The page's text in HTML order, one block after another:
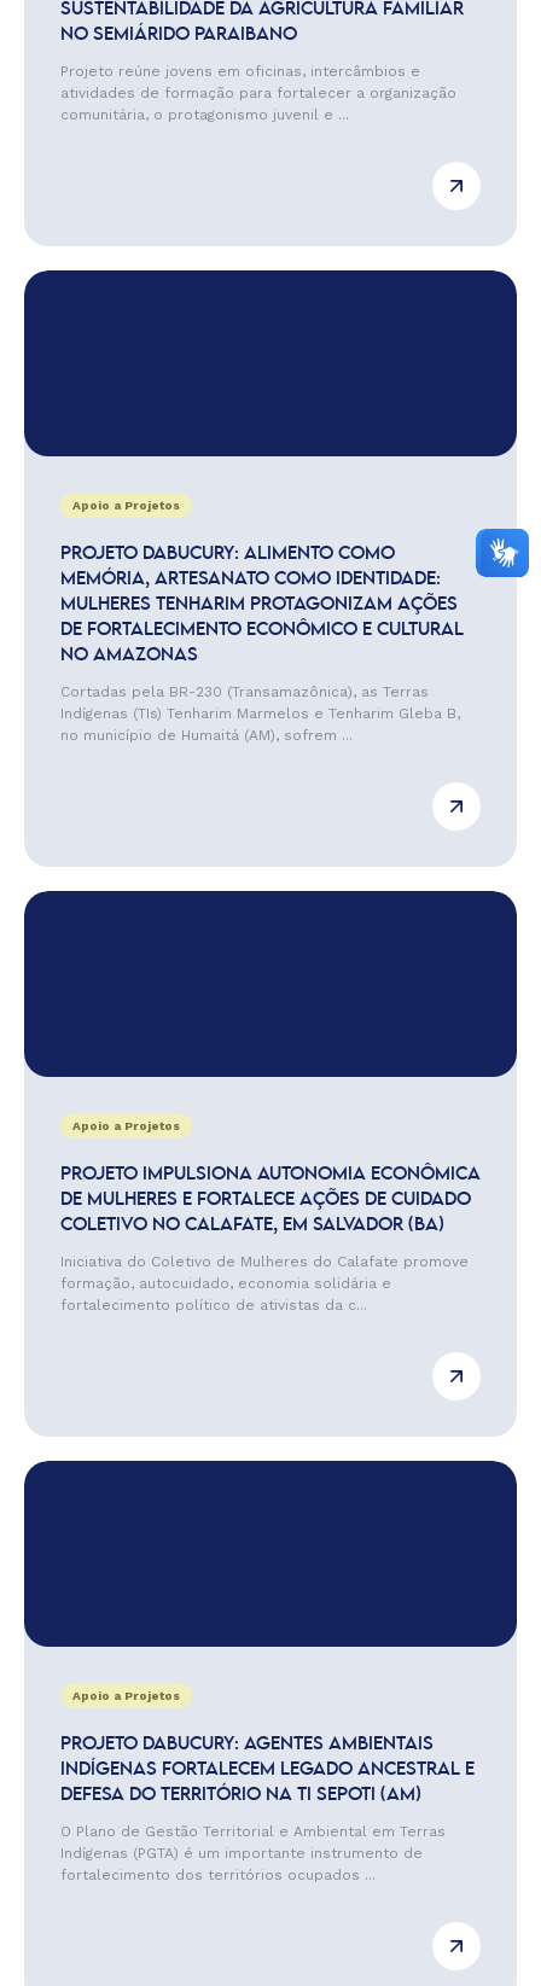
SUSTENTABILIDADE DA AGRICULTURA FAMILIAR
NO SEMIÁRIDO PARAIBANO
Projeto reúne jovens em oficinas, intercâmbios e
atividades de formação para fortalecer a organização
comunitária, o protagonismo juvenil e ...
Apoio a Projetos
PROJETO DABUCURY: ALIMENTO COMO
MEMÓRIA, ARTESANATO COMO IDENTIDADE:
MULHERES TENHARIM PROTAGONIZAM AÇÕES
DE FORTALECIMENTO ECONÔMICO E CULTURAL
NO AMAZONAS
Cortadas pela BR-230 (Transamazônica), as Terras
Indígenas (TIs) Tenharim Marmelos e Tenharim Gleba B,
no município de Humaitá (AM), sofrem ...
Apoio a Projetos
PROJETO IMPULSIONA AUTONOMIA ECONÔMICA
DE MULHERES E FORTALECE AÇÕES DE CUIDADO
COLETIVO NO CALAFATE, EM SALVADOR (BA)
Iniciativa do Coletivo de Mulheres do Calafate promove
formação, autocuidado, economia solidária e
fortalecimento político de ativistas da c...
Apoio a Projetos
PROJETO DABUCURY: AGENTES AMBIENTAIS
INDÍGENAS FORTALECEM LEGADO ANCESTRAL E
DEFESA DO TERRITÓRIO NA TI SEPOTI (AM)
O Plano de Gestão Territorial e Ambiental em Terras
Indígenas (PGTA) é um importante instrumento de
fortalecimento dos territórios ocupados ...